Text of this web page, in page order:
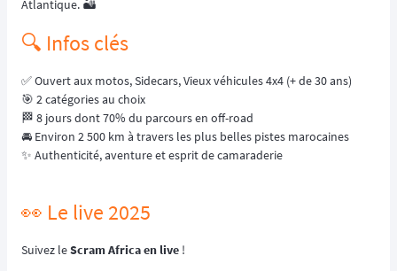
Atlantique. 🏜️
🔍 Infos clés
✅ Ouvert aux motos, Sidecars, Vieux véhicules 4x4 (+ de 30 ans)
🎯 2 catégories au choix
🏁 8 jours dont 70% du parcours en off-road
🚘 Environ 2 500 km à travers les plus belles pistes marocaines
✨ Authenticité, aventure et esprit de camaraderie
👀 Le live 2025
Suivez leScram Africaen live !